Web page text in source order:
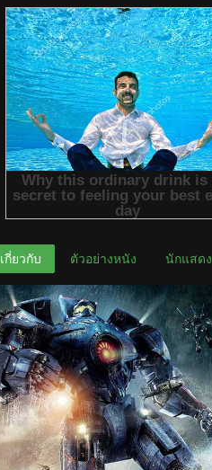
เกี่ยวกับ ตัวอย่างหนัง นักแสดง